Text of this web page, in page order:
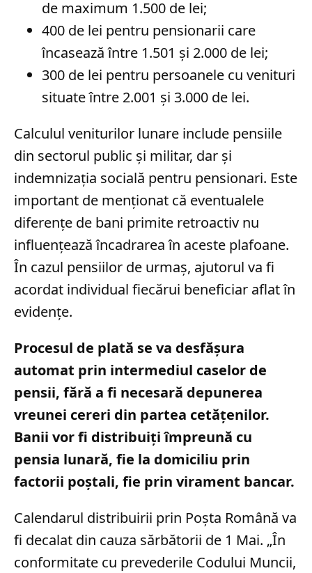
de maximum 1.500 de lei;
400 de lei pentru pensionarii care
încasează între 1.501 și 2.000 de lei;
300 de lei pentru persoanele cu venituri
situate între 2.001 și 3.000 de lei.
Calculul veniturilor lunare include pensiile
din sectorul public și militar, dar și
indemnizația socială pentru pensionari. Este
important de menționat că eventualele
diferențe de bani primite retroactiv nu
influențează încadrarea în aceste plafoane.
În cazul pensiilor de urmaș, ajutorul va fi
acordat individual fiecărui beneficiar aflat în
evidențe.
Procesul de plată se va desfășura
automat prin intermediul caselor de
pensii, fără a fi necesară depunerea
vreunei cereri din partea cetățenilor.
Banii vor fi distribuiți împreună cu
pensia lunară, fie la domiciliu prin
factorii poștali, fie prin virament bancar.
Calendarul distribuirii prin Poșta Română va
fi decalat din cauza sărbătorii de 1 Mai. „În
conformitate cu prevederile Codului Muncii,